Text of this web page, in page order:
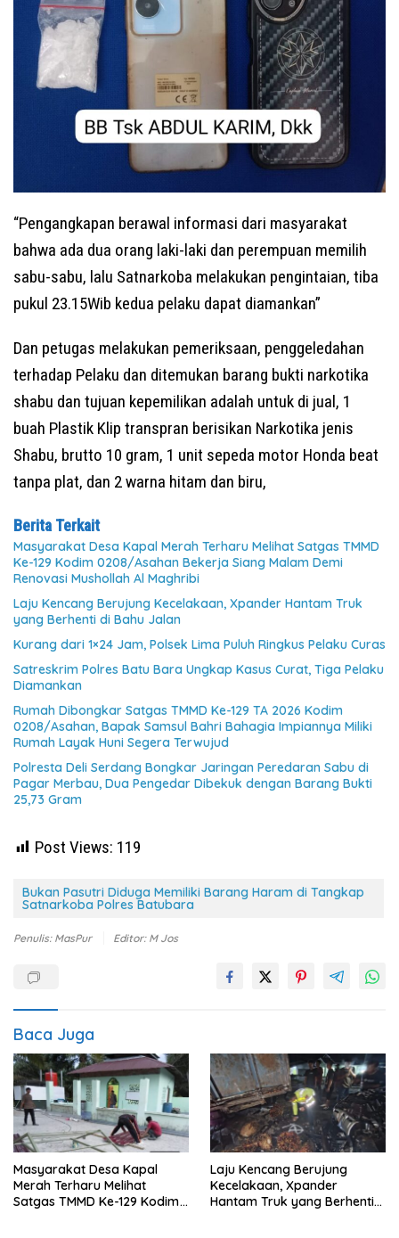
“Pengangkapan berawal informasi dari masyarakat
bahwa ada dua orang laki-laki dan perempuan memilih
sabu-sabu, lalu Satnarkoba melakukan pengintaian, tiba
pukul 23.15Wib kedua pelaku dapat diamankan”
Dan petugas melakukan pemeriksaan, penggeledahan
terhadap Pelaku dan ditemukan barang bukti narkotika
shabu dan tujuan kepemilikan adalah untuk di jual, 1
buah Plastik Klip transpran berisikan Narkotika jenis
Shabu, brutto 10 gram, 1 unit sepeda motor Honda beat
tanpa plat, dan 2 warna hitam dan biru,
Berita Terkait
Masyarakat Desa Kapal Merah Terharu Melihat Satgas TMMD
Ke-129 Kodim 0208/Asahan Bekerja Siang Malam Demi
Renovasi Mushollah Al Maghribi
Laju Kencang Berujung Kecelakaan, Xpander Hantam Truk
yang Berhenti di Bahu Jalan
Kurang dari 1×24 Jam, Polsek Lima Puluh Ringkus Pelaku Curas
Satreskrim Polres Batu Bara Ungkap Kasus Curat, Tiga Pelaku
Diamankan
Rumah Dibongkar Satgas TMMD Ke-129 TA 2026 Kodim
0208/Asahan, Bapak Samsul Bahri Bahagia Impiannya Miliki
Rumah Layak Huni Segera Terwujud
Polresta Deli Serdang Bongkar Jaringan Peredaran Sabu di
Pagar Merbau, Dua Pengedar Dibekuk dengan Barang Bukti
25,73 Gram
Post Views: 119
Bukan Pasutri Diduga Memiliki Barang Haram di Tangkap
Satnarkoba Polres Batubara
Penulis: MasPur Editor: M Jos
Baca Juga
Masyarakat Desa Kapal
Merah Terharu Melihat
Satgas TMMD Ke-129 Kodim
Laju Kencang Berujung
Kecelakaan, Xpander
Hantam Truk yang Berhenti